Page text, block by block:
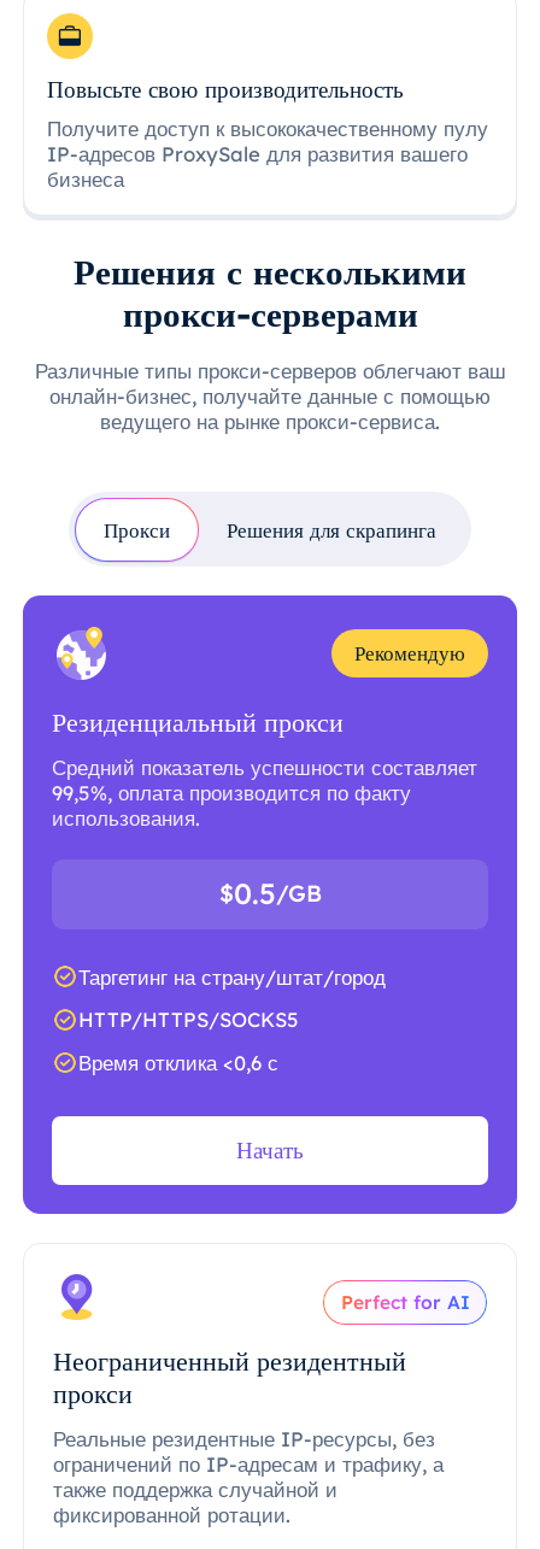
Повысьте свою производительность
Получите доступ к высококачественному пулу
IP-адресов ProxySale для развития вашего
бизнеса
Решения с несколькими
прокси-серверами
Различные типы прокси-серверов облегчают ваш
онлайн-бизнес, получайте данные с помощью
ведущего на рынке прокси-сервиса.
Прокси Решения для скрапинга
Рекомендую
Резиденциальный прокси
Средний показатель успешности составляет
99,5%, оплата производится по факту
использования.
$0.5/GB
Таргетинг на страну/штат/город
HTTP/HTTPS/SOCKS5
Время отклика <0,6 с
Начать
Perfect for AI
Неограниченный резидентный
прокси
Реальные резидентные IP-ресурсы, без
ограничений по IP-адресам и трафику, а
также поддержка случайной и
фиксированной ротации.